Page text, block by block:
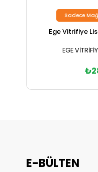
Ege Vitrifiye
EGE
Sadece
E-BÜLTEN